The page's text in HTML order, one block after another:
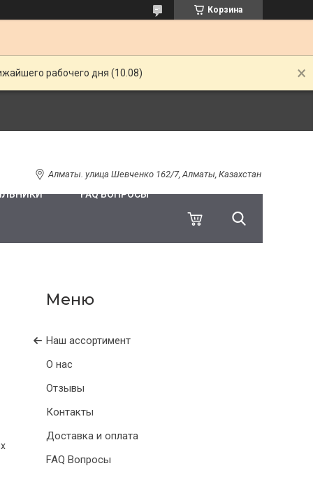
Корзина
рабочего дня (10.08)
Алматы. улица Шевченко 162/7, Алматы, Казахстан
FAQ ВОПРОСЫ
Наш ассортимент
О нас
Отзывы
Контакты
Доставка и оплата
FAQ Вопросы